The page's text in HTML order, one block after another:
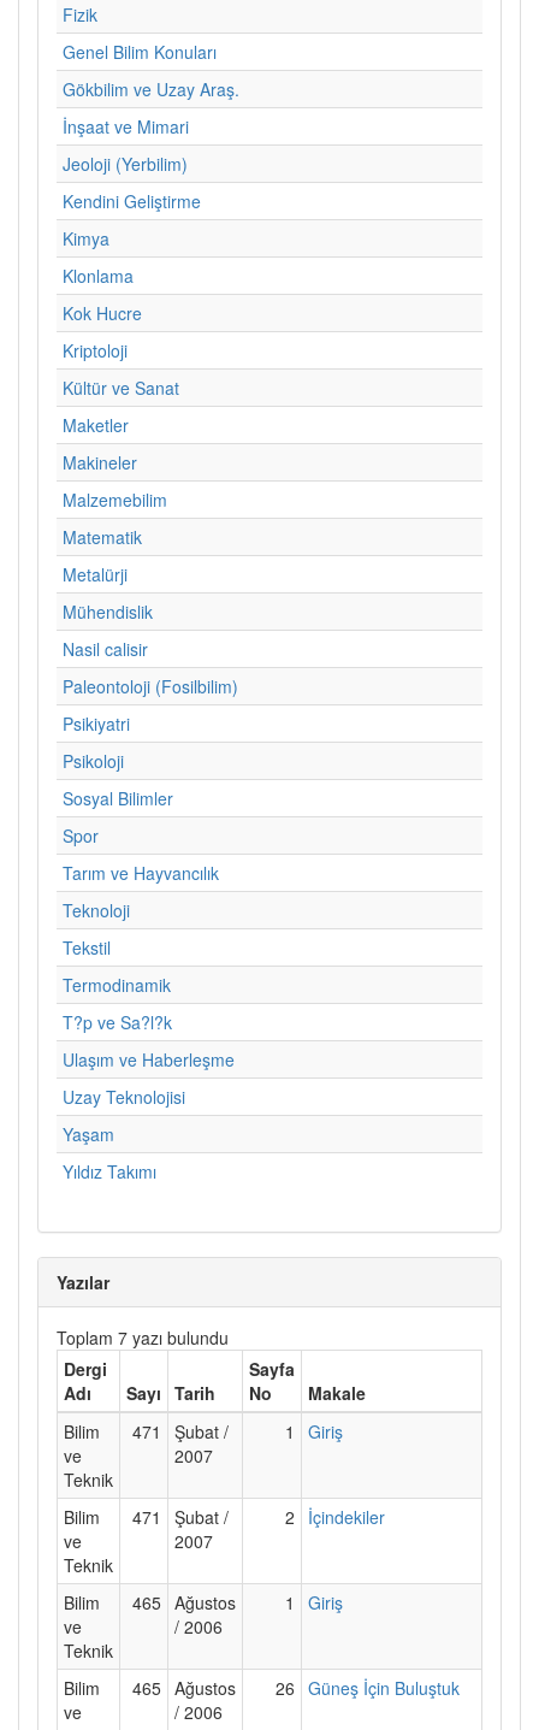
Fizik
Genel Bilim Konuları
Gökbilim ve Uzay Araş.
İnşaat ve Mimari
Jeoloji (Yerbilim)
Kendini Geliştirme
Kimya
Klonlama
Kok Hucre
Kriptoloji
Kültür ve Sanat
Maketler
Makineler
Malzemebilim
Matematik
Metalürji
Mühendislik
Nasil calisir
Paleontoloji (Fosilbilim)
Psikiyatri
Psikoloji
Sosyal Bilimler
Spor
Tarım ve Hayvancılık
Teknoloji
Tekstil
Termodinamik
T?p ve Sa?l?k
Ulaşım ve Haberleşme
Uzay Teknolojisi
Yaşam
Yıldız Takımı
Yazılar
Toplam 7 yazı bulundu
Dergi
Adı
Sayı Tarih
Sayfa
No
Makale
Bilim
ve
Teknik
471
Şubat /
2007
1 Giriş
Bilim
ve
Teknik
471
Şubat /
2007
2 İçindekiler
Bilim
ve
Teknik
465 Ağustos
/ 2006
1 Giriş
Bilim
ve
465 Ağustos
/ 2006
26 Güneş İçin Buluştuk